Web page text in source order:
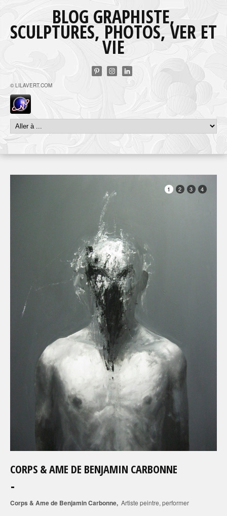
BLOG GRAPHISTE,
SCULPTURES, PHOTOS, VER ET
VIE
© LILAVERT.COM
1 2 3 4
CORPS & AME DE BENJAMIN CARBONNE
Corps & Ame de Benjamin Carbonne, Artiste peintre, performer